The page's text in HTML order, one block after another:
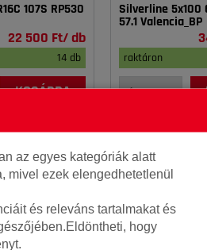
107S RP530
22 500 Ft/ db
14 db
KOSÁRBA
Silverline 5x100
57.1 Valencia_BP
raktáron
az egyes kategóriák alatt
mivel ezek elengedhetetlenül
és releváns tartalmakat és
hogy